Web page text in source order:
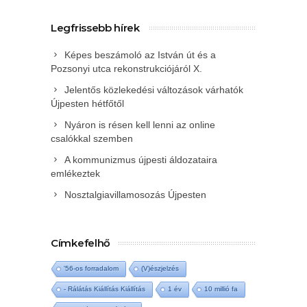
Legfrissebb hírek
Képes beszámoló az István út és a
Pozsonyi utca rekonstrukciójáról X.
Jelentős közlekedési változások várhatók
Újpesten hétfőtől
Nyáron is résen kell lenni az online
csalókkal szemben
A kommunizmus újpesti áldozataira
emlékeztek
Nosztalgiavillamosozás Újpesten
Címkefelhő
'56-os forradalom (V)észjelzés
- Rálátás Kiállítás Kiállítás 1 év 10 millió fa